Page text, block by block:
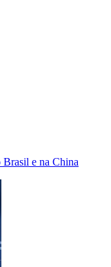
Brasil e na China